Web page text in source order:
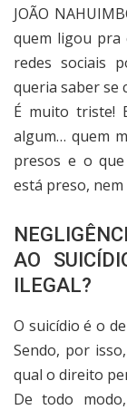
JOÃO
quem ligou pra
redes sociais
queria saber se
É muito triste!
algum… quem
presos e o
está preso, nem
AO
ILEGAL?
O suicídio é o
Sendo, por
qual o direito
De todo